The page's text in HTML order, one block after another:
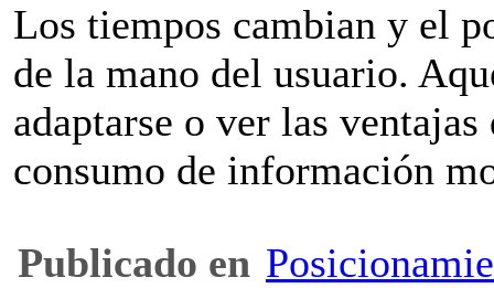
Los tiempos cambian y el
de la mano del usuario.
adaptarse o ver las
consumo de información
Publicado en